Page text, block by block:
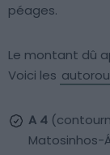
péages.
Le montant dû
Voici les
A 4
Matosinhos-